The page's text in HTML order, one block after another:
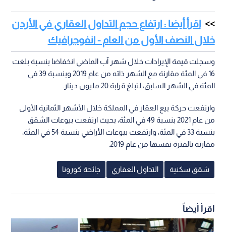
اقرأ أيضا : ارتفاع حجم التداول العقاري في الأردن
خلال النصف الأول من العام - انفوجرافيك
وسجلت قيمة الإيرادات خلال شهر آب الماضي انخفاضا بنسبة بلغت
16 في المئة مقارنة مع الشهر ذاته من عام 2019 وبنسبة 39 في
المئة في الشهر السابق، لتبلغ قرابة 20 مليون دينار.
وارتفعت حركة بيع العقار في المملكة خلال الأشهر الثمانية الأولى
من عام 2021 بنسبة 49 في المئة، بحيث ارتفعت بيوعات الشقق
بنسبة 33 في المئة، وارتفعت بيوعات الأراضي بنسبة 54 في المئة،
مقارنة بالفترة نفسها من عام 2019.
شقق سكنية التداول العقاري جائحة كورونا
اقرأ أيضاً